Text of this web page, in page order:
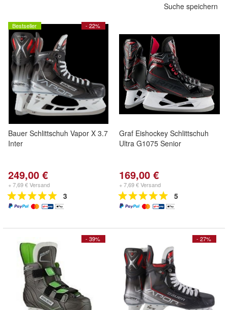
Suche speichern
- 22%
Bestseller
Bauer Schlittschuh Vapor X 3.7
Inter
249,00 €
+ 7,69 € Versand
3
Graf Eishockey Schlittschuh
Ultra G1075 Senior
169,00 €
+ 7,69 € Versand
5
- 39% - 27%